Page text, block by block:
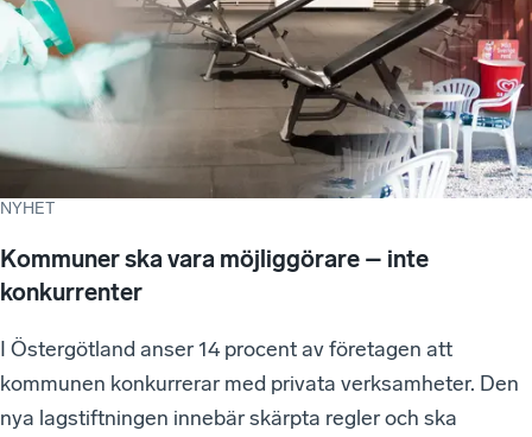
NYHET
Kommuner ska vara möjliggörare – inte
konkurrenter
I Östergötland anser 14 procent av företagen att
kommunen konkurrerar med privata verksamheter. Den
nya lagstiftningen innebär skärpta regler och ska